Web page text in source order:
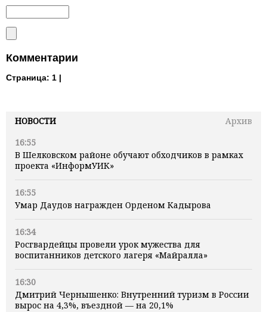
НОВОСТИ
Архив
16:55
В Шелковском районе обучают обходчиков в рамках
проекта «ИнформУИК»
16:55
Умар Даудов награжден Орденом Кадырова
16:34
Росгвардейцы провели урок мужества для
воспитанников детского лагеря «Майралла»
16:30
Дмитрий Чернышенко: Внутренний туризм в России
вырос на 4,3%, въездной — на 20,1%
Комментарии
Страница: 1 |